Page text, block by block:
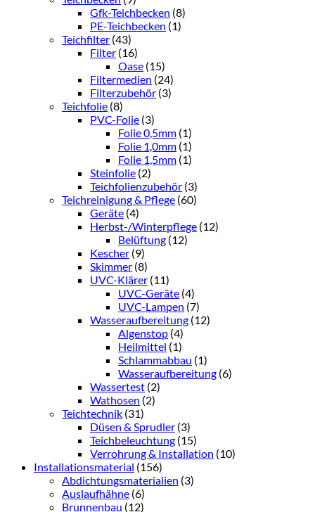
Gfk-Teichbecken (8)
PE-Teichbecken (1)
Teichfilter (43)
Filter (16)
Oase (15)
Filtermedien (24)
Filterzubehör (3)
Teichfolie (8)
PVC-Folie (3)
Folie 0,5mm (1)
Folie 1,0mm (1)
Folie 1,5mm (1)
Steinfolie (2)
Teichfolienzubehör (3)
Teichreinigung & Pflege (60)
Geräte (4)
Herbst-/Winterpflege (12)
Belüftung (12)
Kescher (9)
Skimmer (8)
UVC-Klärer (11)
UVC-Geräte (4)
UVC-Lampen (7)
Wasseraufbereitung (12)
Algenstop (4)
Heilmittel (1)
Schlammabbau (1)
Wasseraufbereitung (6)
Wassertest (2)
Wathosen (2)
Teichtechnik (31)
Düsen & Sprudler (3)
Teichbeleuchtung (15)
Verrohrung & Installation (10)
Installationsmaterial (156)
Abdichtungsmaterialien (3)
Auslaufhähne (6)
Brunnenbau (12)